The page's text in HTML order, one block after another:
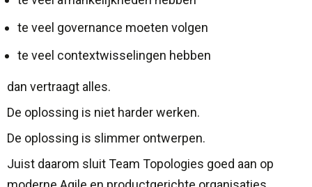
te veel governance moeten volgen
te veel contextwisselingen hebben
dan vertraagt alles.
De oplossing is niet harder werken.
De oplossing is slimmer ontwerpen.
Juist daarom sluit Team Topologies goed aan op